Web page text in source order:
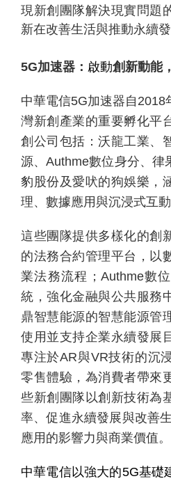
現新創團隊解決現實問題
新在改善生活與推動永續
5G加速器： 啟動創新動能
中華電信5G加速器自 2018
灣新創產業的重要孵化平
創公司包括：沃龍工業、
源、Authme數位身分、律
豹股份及愛吠的狗娛樂，
理、數據應用與沉浸式互動
這些團隊提供多樣化的創
的法務合約管理平台，以
業法務流程； Authme數
統，強化金融與公共服務
鼎智慧能源的智慧能源管
使用並支持企業永續發展
專注於AR與VR技術的沉
零售體驗，為消費者帶來
些新創團隊以創新技術為
率、促進永續發展與改善
應用的影響力與商業價值。
中華電信以強大的5G基礎